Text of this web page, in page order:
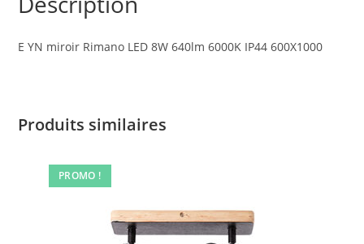
E YN miroir Rimano LED 8W 640lm 6000K IP44 600X1000
Produits similaires
PROMO !